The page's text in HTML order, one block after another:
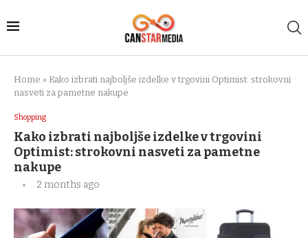
Home » Kako izbrati najboljše izdelke v trgovini Optimist: strokovni
nasveti za pametne nakupe
Shopping
Kako izbrati najboljše izdelke v trgovini
Optimist: strokovni nasveti za pametne
nakupe
2 months ago